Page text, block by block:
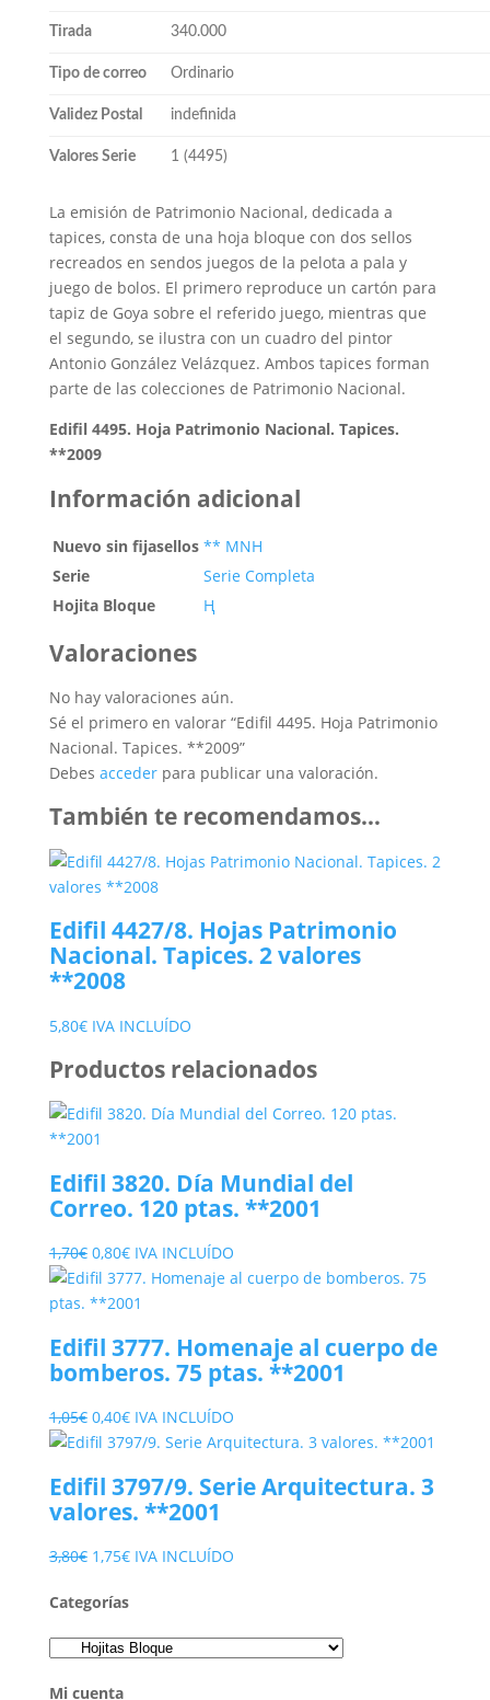
Tirada 340.000
Tipo de correo Ordinario
Validez Postal indefinida
Valores Serie 1 (4495)
La emisión de Patrimonio Nacional, dedicada a
tapices, consta de una hoja bloque con dos sellos
recreados en sendos juegos de la pelota a pala y
juego de bolos. El primero reproduce un cartón para
tapiz de Goya sobre el referido juego, mientras que
el segundo, se ilustra con un cuadro del pintor
Antonio González Velázquez. Ambos tapices forman
parte de las colecciones de Patrimonio Nacional.
Edifil 4495. Hoja Patrimonio Nacional. Tapices.
**2009
Información adicional
Nuevo sin fijasellos ** MNH
Serie
Serie Completa
Hojita Bloque
Ң
Valoraciones
No hay valoraciones aún.
Sé el primero en valorar “Edifil 4495. Hoja Patrimonio
Nacional. Tapices. **2009”
Debes accederpara publicar una valoración.
También te recomendamos…
Edifil 4427/8. Hojas Patrimonio
Nacional. Tapices. 2 valores
**2008
5,80€ IVA INCLUÍDO
Productos relacionados
Edifil 3820. Día Mundial del
Correo. 120 ptas. **2001
1,70€ El
precio
original
1,70€.
0,80€El
precio
actual
0,80€.
IVA INCLUÍDO
Edifil 3777. Homenaje al cuerpo de
bomberos. 75 ptas. **2001
1,05€ El
precio
era:
1,05€.
0,40€El
precio
es:
0,40€.
IVA INCLUÍDO
Edifil 3797/9. Serie Arquitectura. 3
valores. **2001
3,80€ El
original
3,80€.
1,75€El
actual
1,75€.
IVA INCLUÍDO
Categorías
Mi cuenta